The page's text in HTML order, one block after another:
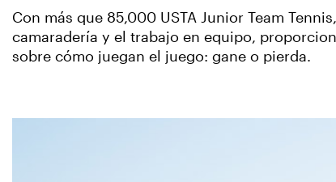
Con más que 85,000 USTA Junior Team
camaradería y el trabajo en equipo,
sobre cómo juegan el juego: gane o pierda.